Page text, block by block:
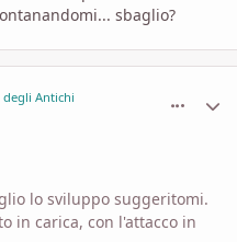
sbaglio?
degli Antichi
lo sviluppo suggeritomi.
in carica, con l'attacco in